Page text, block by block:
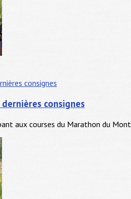
consignes
aux courses du Marathon du